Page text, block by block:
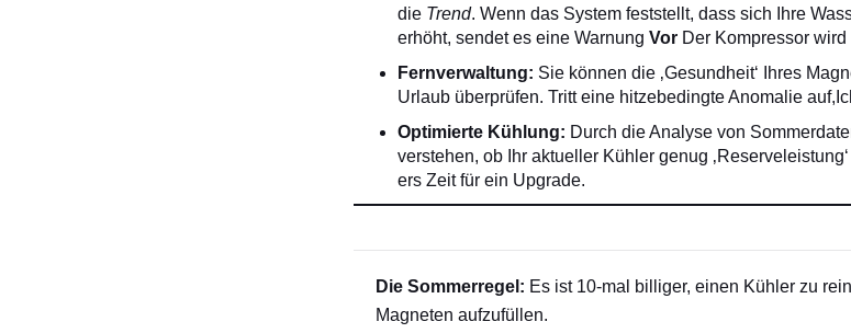
die Trend. Wenn das System feststellt, dass sich Ihre
erhöht, sendet es eine Warnung Vor Der Kompressor
Fernverwaltung: Sie können die ‚Gesundheit‘ Ihres
Urlaub überprüfen. Tritt eine hitzebedingte Anomalie
Optimierte Kühlung: Durch die Analyse von
verstehen, ob Ihr aktueller Kühler genug
ers Zeit für ein Upgrade.
Die Sommerregel: Es ist 10-mal billiger, einen Kühler zu
Magneten aufzufüllen.